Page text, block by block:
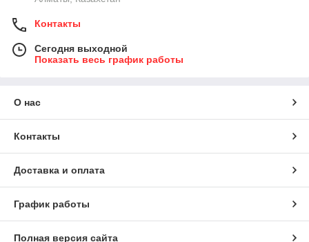
Контакты
Сегодня выходной
Показать весь график работы
О нас
Контакты
Доставка и оплата
График работы
Полная версия сайта